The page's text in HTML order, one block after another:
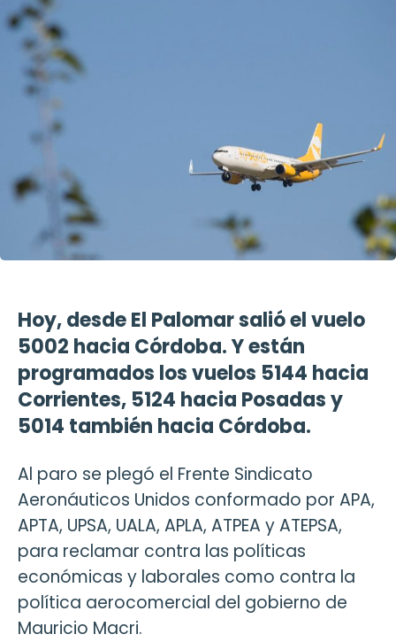
Hoy, desde El Palomar salió el vuelo
5002 hacia Córdoba. Y están
programados los vuelos 5144 hacia
Corrientes, 5124 hacia Posadas y
5014 también hacia Córdoba.
Al paro se plegó el Frente Sindicato
Aeronáuticos Unidos conformado por APA,
APTA, UPSA, UALA, APLA, ATPEA y ATEPSA,
para reclamar contra las políticas
económicas y laborales como contra la
política aerocomercial del gobierno de
Mauricio Macri.